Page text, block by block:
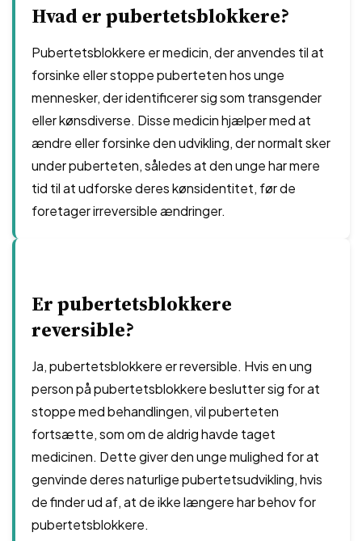
Hvad er pubertetsblokkere?
Pubertetsblokkere er medicin, der anvendes til at
forsinke eller stoppe puberteten hos unge
mennesker, der identificerer sig som transgender
eller kønsdiverse. Disse medicin hjælper med at
ændre eller forsinke den udvikling, der normalt sker
under puberteten, således at den unge har mere
tid til at udforske deres kønsidentitet, før de
foretager irreversible ændringer.
Er pubertetsblokkere
reversible?
Ja, pubertetsblokkere er reversible. Hvis en ung
person på pubertetsblokkere beslutter sig for at
stoppe med behandlingen, vil puberteten
fortsætte, som om de aldrig havde taget
medicinen. Dette giver den unge mulighed for at
genvinde deres naturlige pubertetsudvikling, hvis
de finder ud af, at de ikke længere har behov for
pubertetsblokkere.